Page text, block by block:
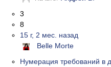
3
8
15 г, 2 мес. назад
Belle Morte
Нумерация требований в